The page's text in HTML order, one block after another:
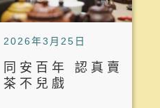
2026年3月25日
同安百年 認真賣
茶不兒戲